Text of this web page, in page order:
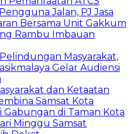
Jalan, PJ Jasa
Bersama Unit Gakkum
Rambu Imbauan
Masyarakat,
Gelar Audiensi
dan Ketaatan
Samsat Kota
Gabungan di Taman Kota
Minggu Samsat